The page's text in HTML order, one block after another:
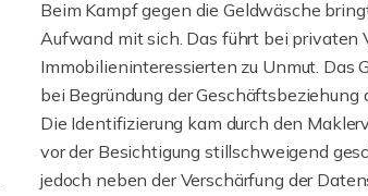
Beim Kampf gegen die Geldwäsche
Aufwand mit sich. Das führt bei privaten
Immobilieninteressierten zu Unmut. Das
bei Begründung der
Die Identifizierung kam durch den
vor der Besichtigung stillschweigend
jedoch neben der Verschärfung der